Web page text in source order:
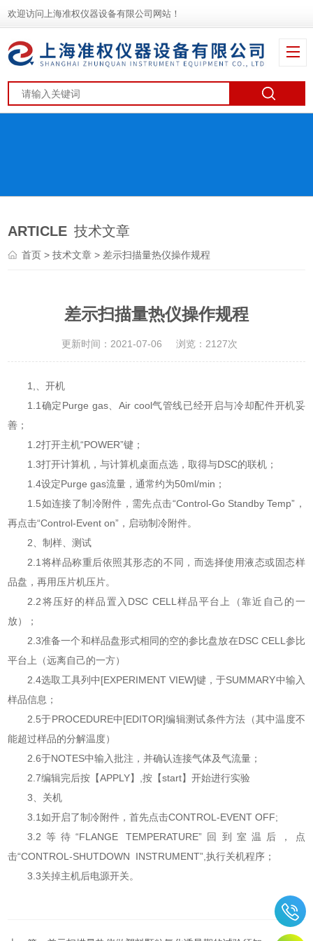
欢迎访问上海准权仪器设备有限公司网站！
ARTICLE 技术文章
首页 >技术文章 > 差示扫描量热仪操作规程
差示扫描量热仪操作规程
更新时间：2021-07-06 浏览：2127次
1,、开机
1.1确定Purge gas、Air cool气管线已经开启与冷却配件开机妥
善；
1.2打开主机“POWER”键；
1.3打开计算机，与计算机桌面点选，取得与DSC的联机；
1.4设定Purge gas流量，通常约为50ml/min；
1.5如连接了制冷附件，需先点击“Control-Go Standby Temp”，
再点击“Control-Event on”，启动制冷附件。
2、制样、测试
2.1将样品称重后依照其形态的不同，而选择使用液态或固态样
品盘，再用压片机压片。
2.2将压好的样品置入DSC CELL样品平台上（靠近自己的一
放）；
2.3准备一个和样品盘形式相同的空的参比盘放在DSC CELL参比
平台上（远离自己的一方）
2.4选取工具列中[EXPERIMENT VIEW]键，于SUMMARY中输入
样品信息；
2.5于PROCEDURE中[EDITOR]编辑测试条件方法（其中温度不
能超过样品的分解温度）
2.6于NOTES中输入批注，并确认连接气体及气流量；
2.7编辑完后按【APPLY】,按【start】开始进行实验
3、关机
3.1如开启了制冷附件，首先点击CONTROL-EVENT OFF;
3.2等待“FLANGE TEMPERATURE”回到室温后，点
击“CONTROL-SHUTDOWN INSTRUMENT”,执行关机程序；
3.3关掉主机后电源开关。